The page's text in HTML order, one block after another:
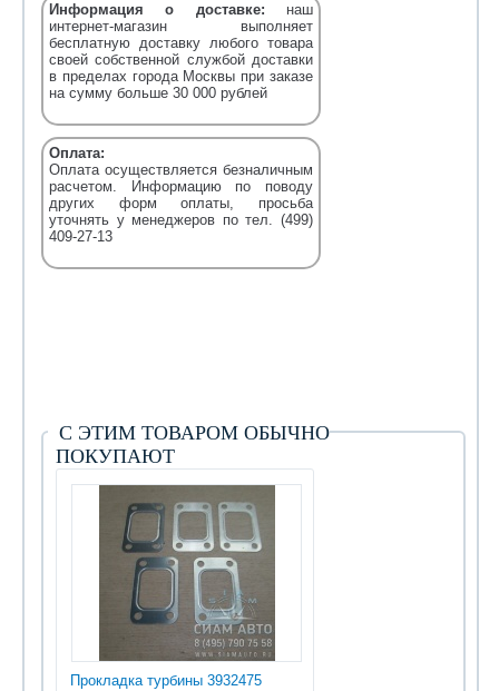
Информация о доставке: наш
интернет-магазин выполняет
бесплатную доставку любого товара
своей собственной службой доставки
в пределах города Москвы при заказе
на сумму больше 30 000 рублей
Оплата:
Оплата осуществляется безналичным
расчетом. Информацию по поводу
других форм оплаты, просьба
уточнять у менеджеров по тел. (499)
409-27-13
С ЭТИМ ТОВАРОМ ОБЫЧНО
ПОКУПАЮТ
Прокладка турбины 3932475